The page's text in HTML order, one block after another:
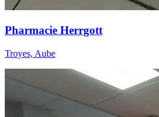
Pharmacie Herrgott
Troyes, Aube